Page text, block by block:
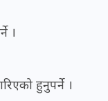
।
हुनुपर्ने ।